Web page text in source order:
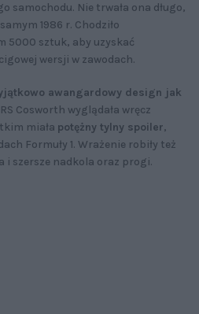
samochodu. Nie trwała ona długo,
1986 r. Chodziło
5000 sztuk, aby uzyskać
wersji w zawodach.
awangardowy design jak
Cosworth wyglądała wręcz
miała potężny tylny spoiler,
Formuły 1. Wrażenie robiły też
i szersze nadkola oraz progi.